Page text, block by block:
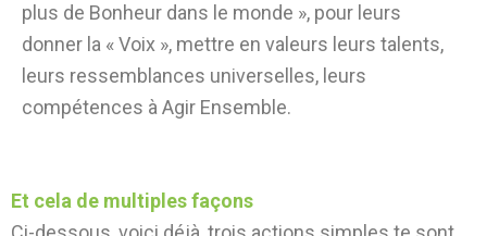
plus de Bonheur dans le monde », pour leurs
donner la « Voix », mettre en valeurs leurs talents,
leurs ressemblances universelles, leurs
compétences à Agir Ensemble.
Et cela de multiples façons